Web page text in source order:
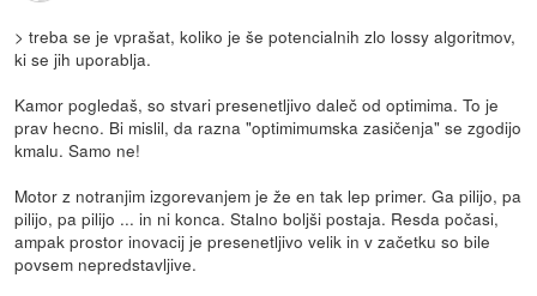
> treba se je vprašat, koliko je še potencialnih zlo lossy algoritmov,
ki se jih uporablja.
Kamor pogledaš, so stvari presenetljivo daleč od optimima. To je
prav hecno. Bi mislil, da razna "optimimumska zasičenja" se zgodijo
kmalu. Samo ne!
Motor z notranjim izgorevanjem je že en tak lep primer. Ga pilijo, pa
pilijo, pa pilijo ... in ni konca. Stalno boljši postaja. Resda počasi,
ampak prostor inovacij je presenetljivo velik in v začetku so bile
povsem nepredstavljive.